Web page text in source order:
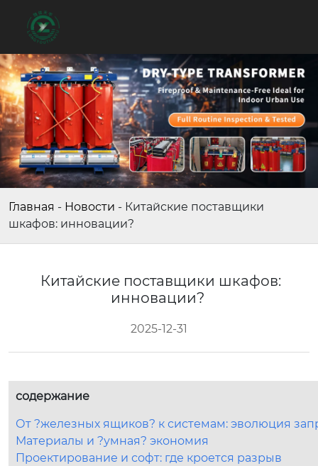
Главная - Новости - Китайские поставщики
шкафов: инновации?
Китайские поставщики шкафов:
инновации?
2025-12-31
содержание
От ?железных ящиков? к системам: эволюция
Материалы и ?умная? экономия
Проектирование и софт: где кроется разрыв